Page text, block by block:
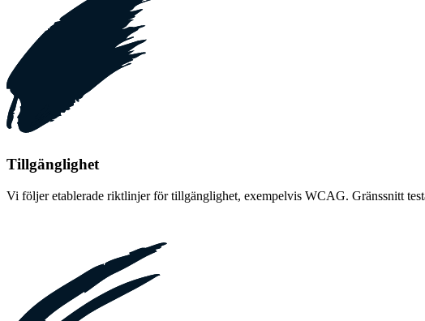
Tillgänglighet
Vi följer etablerade riktlinjer för tillgänglighet, exempelvis WCAG. Gränssnitt